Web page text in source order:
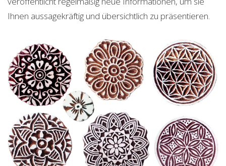
Ihnen aussagekräftig und übersichtlich zu präsentieren.